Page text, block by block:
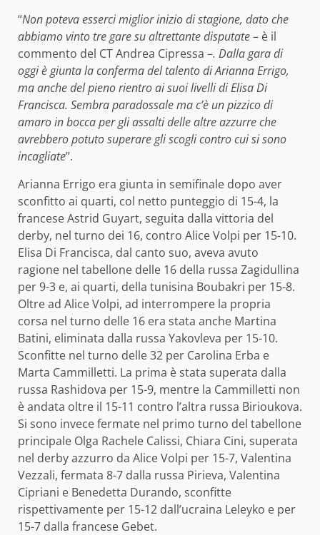
“Non poteva esserci miglior inizio di stagione, dato che
abbiamo vinto tre gare su altrettante disputate– è il
commento del CT Andrea Cipressa –. Dalla gara di
oggi è giunta la conferma del talento di Arianna Errigo,
ma anche del pieno rientro ai suoi livelli di Elisa Di
Francisca. Sembra paradossale ma c’è un pizzico di
amaro in bocca per gli assalti delle altre azzurre che
avrebbero potuto superare gli scogli contro cui si sono
incagliate”.
Arianna Errigo era giunta in semifinale dopo aver
sconfitto ai quarti, col netto punteggio di 15-4, la
francese Astrid Guyart, seguita dalla vittoria del
derby, nel turno dei 16, contro Alice Volpi per 15-10.
Elisa Di Francisca, dal canto suo, aveva avuto
ragione nel tabellone delle 16 della russa Zagidullina
per 9-3 e, ai quarti, della tunisina Boubakri per 15-8.
Oltre ad Alice Volpi, ad interrompere la propria
corsa nel turno delle 16 era stata anche Martina
Batini, eliminata dalla russa Yakovleva per 15-10.
Sconfitte nel turno delle 32 per Carolina Erba e
Marta Cammilletti. La prima è stata superata dalla
russa Rashidova per 15-9, mentre la Cammilletti non
è andata oltre il 15-11 contro l’altra russa Birioukova.
Si sono invece fermate nel primo turno del tabellone
principale Olga Rachele Calissi, Chiara Cini, superata
nel derby azzurro da Alice Volpi per 15-7, Valentina
Vezzali, fermata 8-7 dalla russa Pirieva, Valentina
Cipriani e Benedetta Durando, sconfitte
rispettivamente per 15-12 dall’ucraina Leleyko e per
15-7 dalla francese Gebet.